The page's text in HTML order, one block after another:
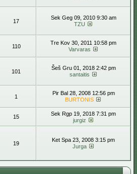
17
Sek Geg 09, 2010 9:30 am
TZU
110
Tre Kov 30, 2011 10:58 pm
Varvaras
101
Šeš Gru 01, 2018 2:42 pm
santaitis
1
Pir Bal 28, 2008 12:56 pm
BURTONIS
15
Sek Rgp 19, 2018 7:31 pm
jurgiz
19
Ket Spa 23, 2008 3:15 pm
Jurga